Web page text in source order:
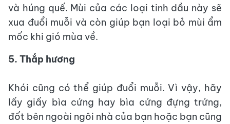
và húng quế. Mùi của các loại tinh dầu này sẽ
xua đuổi muỗi và còn giúp bạn loại bỏ mùi ẩm
mốc khi gió mùa về.
5. Thắp hương
Khói cũng có thể giúp đuổi muỗi. Vì vậy, hãy
lấy giấy bìa cứng hay bìa cứng đựng trứng,
đốt bên ngoài ngôi nhà của bạn hoặc bạn cũng